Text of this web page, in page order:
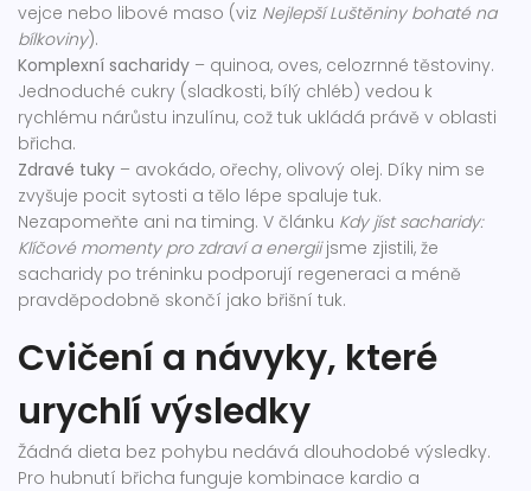
vejce nebo libové maso (viz Nejlepší Luštěniny bohaté na
bílkoviny).
Komplexní sacharidy – quinoa, oves, celozrnné těstoviny.
Jednoduché cukry (sladkosti, bílý chléb) vedou k
rychlému nárůstu inzulínu, což tuk ukládá právě v oblasti
břicha.
Zdravé tuky – avokádo, ořechy, olivový olej. Díky nim se
zvyšuje pocit sytosti a tělo lépe spaluje tuk.
Nezapomeňte ani na timing. V článku Kdy jíst sacharidy:
Klíčové momenty pro zdraví a energiijsme zjistili, že
sacharidy po tréninku podporují regeneraci a méně
pravděpodobně skončí jako břišní tuk.
Cvičení a návyky, které
urychlí výsledky
Žádná dieta bez pohybu nedává dlouhodobé výsledky.
Pro hubnutí břicha funguje kombinace kardio a